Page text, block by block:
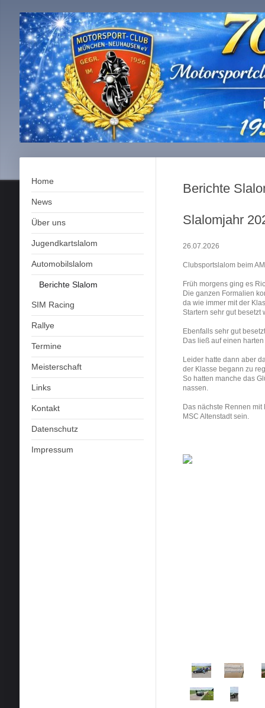
Home
News
Über uns
Jugendkartslalom
Automobilslalom
Berichte Slalom
SIM Racing
Rallye
Termine
Meisterschaft
Links
Kontakt
Datenschutz
Impressum
Berichte
Slalomjahr
26.07.2026
Clubsportslalom beim
Früh morgens ging es
Die ganzen Formalien
da wie immer mit der
Startern sehr gut besetzt
Ebenfalls sehr gut
Das ließ auf einen
Leider hatte dann aber
der Klasse begann zu
So hatten manche das
nassen.
Das nächste Rennen
MSC Altenstadt sein.